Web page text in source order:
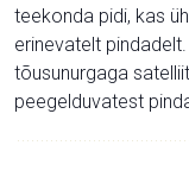
teekonda pidi, kas
erinevatelt
tõusunurgaga
peegelduvatest